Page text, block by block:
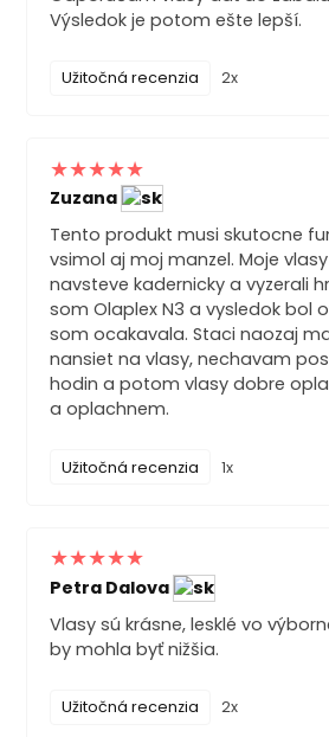
Výsledok je potom ešte lepší.
Užitočná recenzia 2x
Zuzana
Tento produkt musi skutocne
vsimol aj moj manzel. Moje
navsteve kadernicky a vyzerali
som Olaplex N3 a vysledok bol
som ocakavala. Staci naozaj
nansiet na vlasy, nechavam
hodin a potom vlasy dobre
a oplachnem.
Užitočná recenzia 1x
Petra Dalova
Vlasy sú krásne, lesklé vo
by mohla byť nižšia.
Užitočná recenzia 2x